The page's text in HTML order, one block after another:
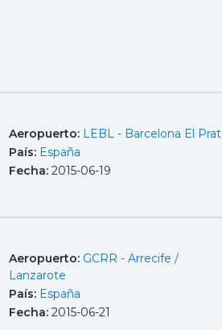
Aeropuerto: LEBL - Barcelona El Prat
País: España
Fecha: 2015-06-19
Aeropuerto: GCRR - Arrecife /
Lanzarote
País: España
Fecha: 2015-06-21